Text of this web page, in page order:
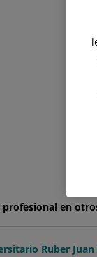
profesional en
Ruber Juan